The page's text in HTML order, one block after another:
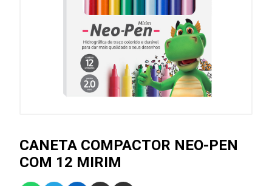
CANETA COMPACTOR NEO-PEN
COM 12 MIRIM